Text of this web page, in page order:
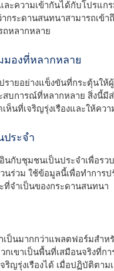
ละความเข้ากันได้กับโปรแก
กระดานสนทนาสามารถเข้า
ถหลากหลาย
มองที่หลากหลาย
รายอย่างแข็งขันที่กระตุ้นให้
สบการณ์ที่หลากหลาย สิ่งนี้มี
ห็นที่เจริญรุ่งเรืองและให้คว
ประจํา
นกับชุมชนเป็นประจําเพื่อรว
นร่วม ใช้ข้อมูลนี้เพื่อทําการ
จําเป็นของกระดานสนทนา
เป็นมากกว่าแพลตฟอร์มสําห
กเขาเป็นพื้นที่เสมือนจริงที่ก
ริญรุ่งเรืองได้ เมื่อปฏิบัติตาม